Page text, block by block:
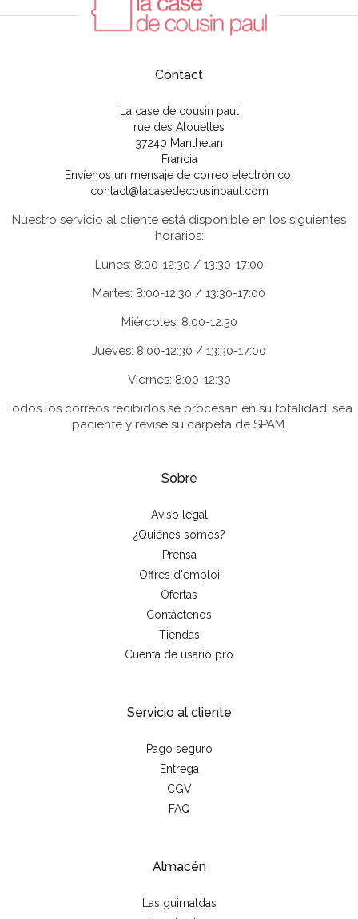
Contact
La case de cousin paul
rue des Alouettes
37240 Manthelan
Francia
Envíenos un mensaje de correo electrónico:
contact@lacasedecousinpaul.com
Nuestro servicio al cliente está disponible en los siguientes
horarios:
Lunes: 8:00-12:30 / 13:30-17:00
Martes: 8:00-12:30 / 13:30-17:00
Miércoles: 8:00-12:30
Jueves: 8:00-12:30 / 13:30-17:00
Viernes: 8:00-12:30
Todos los correos recibidos se procesan en su totalidad; sea
paciente y revise su carpeta de SPAM.
Sobre
Aviso legal
¿Quiénes somos?
Prensa
Offres d'emploi
Ofertas
Contáctenos
Tiendas
Cuenta de usario pro
Servicio al cliente
Pago seguro
Entrega
CGV
FAQ
Almacén
Las guirnaldas